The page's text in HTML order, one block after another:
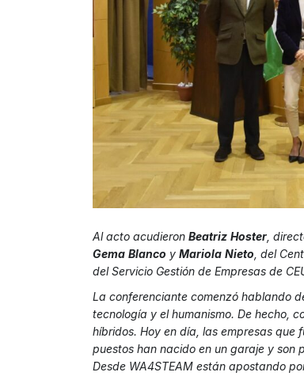
Al acto acudieron Beatriz Hoster ,
Gema Blanco y Mariola Nieto , del
del Servicio Gestión de Empresas de
La conferenciante comenzó hablando
tecnología y el humanismo. De hecho,
híbridos. Hoy en día, las empresas que
puestos han nacido en un garaje y son
Desde WA4STEAM están apostando